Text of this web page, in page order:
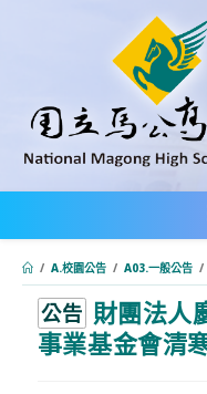
內
/ A.校園公告 / A03.一般公告 /
公告 財團法人
事業基金會清